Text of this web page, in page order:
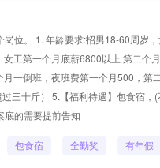
位。 1. 年龄要求:招男18-60周岁
工第一个月底薪6800以上 第二
一倒班，夜班费第一个月500，
三十斤） 5.【福利待遇】包食宿
底的需要提前告知
包食宿 全勤奖 有年假